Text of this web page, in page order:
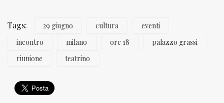
Tags: 29 giugno cultura
eventi
incontro
milano ore 18
palazzo grassi
riunione
teatrino